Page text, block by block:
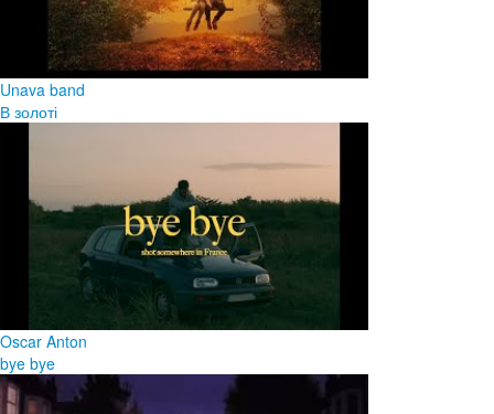
Unava band
В золоті
Oscar Anton
bye bye